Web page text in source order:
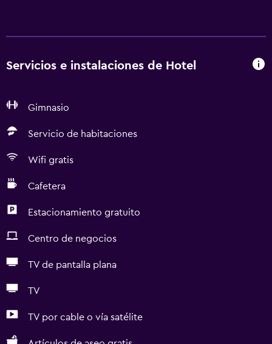
Servicios e instalaciones de Hotel
Gimnasio
Servicio de habitaciones
Wifi gratis
Cafetera
Estacionamiento gratuito
Centro de negocios
TV de pantalla plana
TV
TV por cable o vía satélite